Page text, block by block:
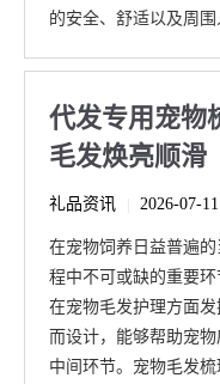
的安全、舒适以及周
代发专用宠物
毛发焕亮顺滑
礼品资讯 2026-07-11
在宠物饲养日益普遍
程中不可或缺的重要环
在宠物毛发护理方面
而设计，能够帮助宠
中间环节。宠物毛发